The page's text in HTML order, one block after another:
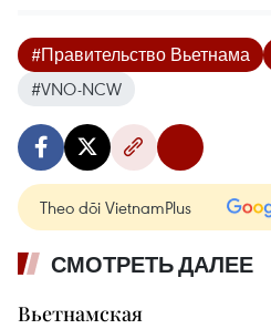
#Правительство Вьетнама
#VNO-NCW
Theo dõi VietnamPlus
СМОТРЕТЬ ДАЛЕЕ
Вьетнамская